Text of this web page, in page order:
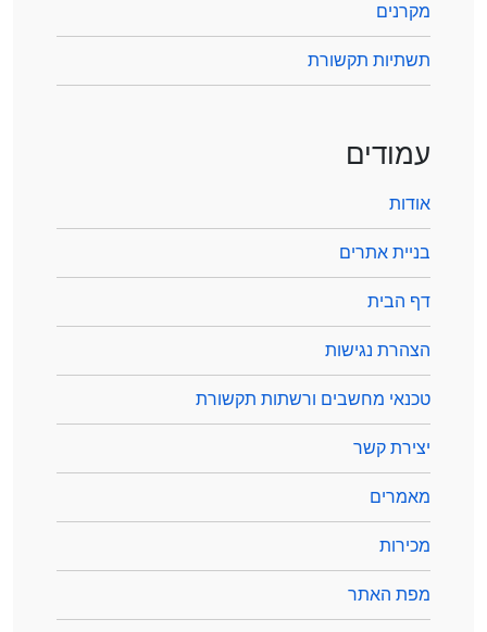
מקרנים
תשתיות תקשורת
עמודים
אודות
בניית אתרים
דף הבית
הצהרת נגישות
טכנאי מחשבים ורשתות תקשורת
יצירת קשר
מאמרים
מכירות
מפת האתר